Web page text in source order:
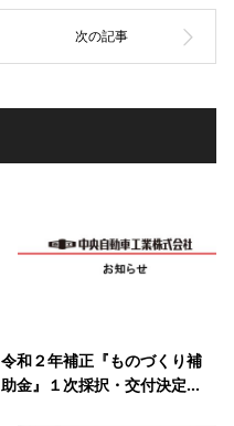
令和２年補正『ものづくり補
助金』１次採択・交付決定...